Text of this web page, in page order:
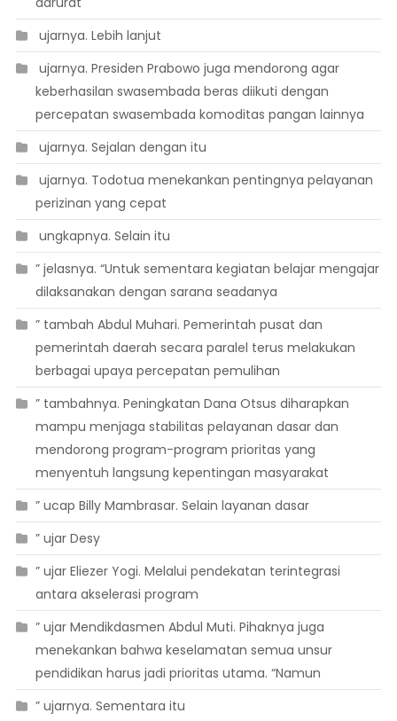
 ujarnya. Lebih lanjut
 ujarnya. Presiden Prabowo juga mendorong agar
keberhasilan swasembada beras diikuti dengan
percepatan swasembada komoditas pangan lainnya
 ujarnya. Sejalan dengan itu
 ujarnya. Todotua menekankan pentingnya pelayanan
perizinan yang cepat
 ungkapnya. Selain itu
” jelasnya. “Untuk sementara kegiatan belajar mengajar
dilaksanakan dengan sarana seadanya
” tambah Abdul Muhari. Pemerintah pusat dan
pemerintah daerah secara paralel terus melakukan
berbagai upaya percepatan pemulihan
” tambahnya. Peningkatan Dana Otsus diharapkan
mampu menjaga stabilitas pelayanan dasar dan
mendorong program-program prioritas yang
menyentuh langsung kepentingan masyarakat
” ucap Billy Mambrasar. Selain layanan dasar
” ujar Desy
” ujar Eliezer Yogi. Melalui pendekatan terintegrasi
antara akselerasi program
” ujar Mendikdasmen Abdul Muti. Pihaknya juga
menekankan bahwa keselamatan semua unsur
pendidikan harus jadi prioritas utama. “Namun
” ujarnya. Sementara itu